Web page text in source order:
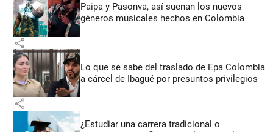
Paipa y Pasonva, así suenan los nuevos
géneros musicales hechos en Colombia
share
Lo que se sabe del traslado de Epa Colombia
a cárcel de Ibagué por presuntos privilegios
share
¿Estudiar una carrera tradicional o